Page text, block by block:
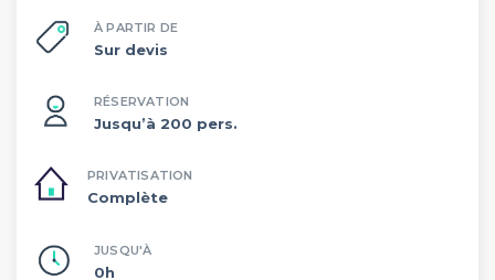
À PARTIR DE
Sur devis
RÉSERVATION
Jusqu’à 200 pers.
PRIVATISATION
Complète
JUSQU'À
0h